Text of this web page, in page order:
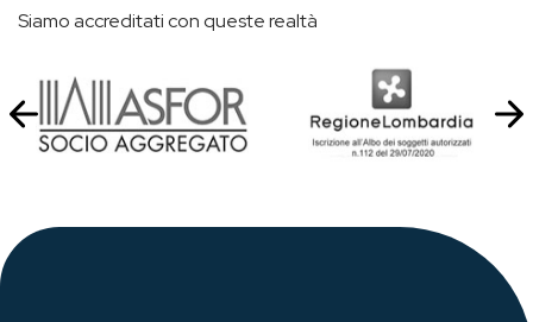
Siamo accreditati con queste realtà